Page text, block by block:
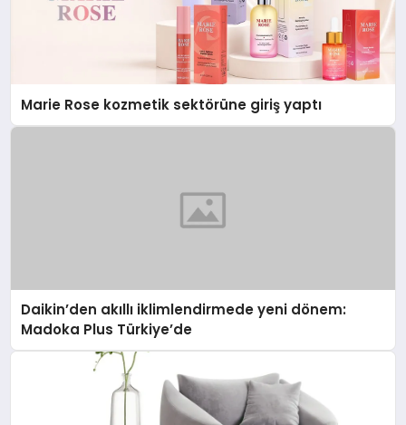
Marie Rose kozmetik sektörüne giriş yaptı
Daikin’den akıllı iklimlendirmede yeni dönem:
Madoka Plus Türkiye’de